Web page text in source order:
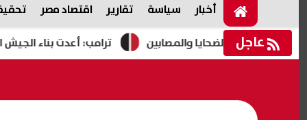
أخبار سياسة تقارير اقتصاد مصر
عاجل ترامب: أعدت بناء الجيش لأسر الضحايا والمصابين